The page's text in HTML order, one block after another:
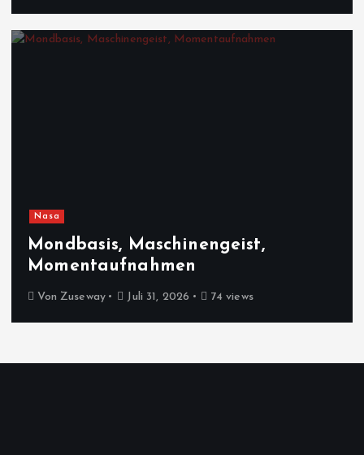
Nasa
Mondbasis, Maschinengeist,
Momentaufnahmen
Von Zuseway Juli 31, 2026 74 views